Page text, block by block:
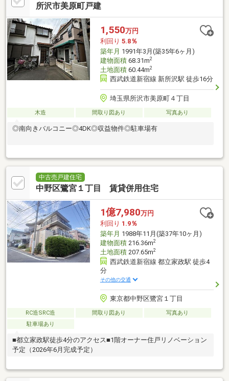
所沢市美原町戸建
1,550万円
利回り 5.8％
築年月 1991年3月(築35年6ヶ月)
建物面積68.31m2
土地面積60.44m2
西武鉄道新宿線 新所沢駅 徒歩16分
埼玉県所沢市美原町４丁目
木造 間取り図あり 写真あり
◎南向きバルコニー◎4DK◎収益物件◎駐車場有
中古売戸建住宅
中野区鷺宮１丁目 賃貸併用住宅
1億7,980万円
利回り 1.9％
築年月 1988年11月(築37年10ヶ月)
建物面積216.36m2
土地面積207.65m2
西武鉄道新宿線 都立家政駅 徒歩4
分
その他の交通
東京都中野区鷺宮１丁目
RC造SRC造 間取り図あり
写真あり
駐車場あり
■都立家政駅徒歩4分のアクセス■1階オーナー住戸リノベーション
予定（2026年6月完成予定）